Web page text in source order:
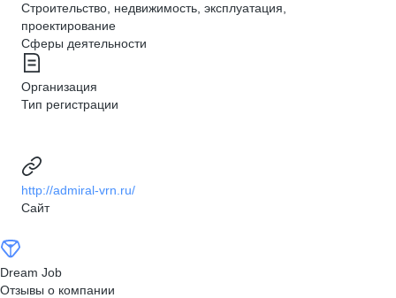
Строительство, недвижимость, эксплуатация,
проектирование
Сферы деятельности
Организация
Тип регистрации
http://admiral-vrn.ru/
Сайт
Dream Job
Отзывы о компании